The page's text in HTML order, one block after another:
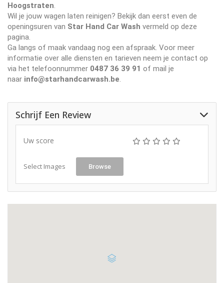
Hoogstraten
Wil je jouw wagen laten reinigen? Bekijk dan eerst even de
openingsuren van Star Hand Car Wash vermeld op deze
pagina.
Ga langs of maak vandaag nog een afspraak. Voor meer
informatie over alle diensten en tarieven neem je contact op
via het telefoonnummer 0487 36 39 91 of mail je
naar info@starhandcarwash.be
Schrijf Een Review
Uw score
Select Images Browse